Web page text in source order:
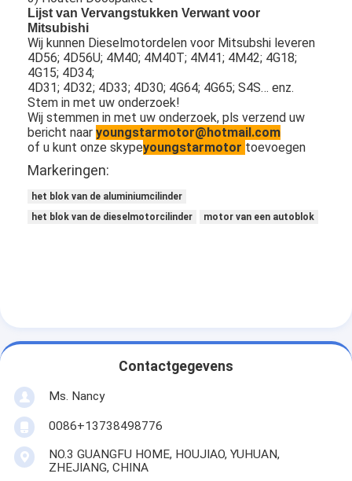
Motornokkenas
Motor Koppelstang
Motortuimelaar
Motor van een autokleppen
Cilinderkopreparaties
cilinderkoppakking
motorklepknop
Lijst van Vervangstukken Verwant voor
Mitsubishi
Wij kunnen Dieselmotordelen voor Mitsubshi leveren
4D56; 4D56U; 4M40; 4M40T; 4M41; 4M42; 4G18;
4G15; 4D34;
4D31; 4D32; 4D33; 4D30; 4G64; 4G65; S4S… enz.
Stem in met uw onderzoek!
Wij stemmen in met uw onderzoek, pls verzend uw
bericht naaryoungstarmotor@hotmail.com
of u kunt onze skypeyoungstarmotor toevoegen
Markeringen:
het blok van de aluminiumcilinder
het blok van de dieselmotorcilinder
motor van een autoblok
Contactgegevens
Ms. Nancy
0086+13738498776
NO.3 GUANGFU HOME, HOUJIAO, YUHUAN,
ZHEJIANG, CHINA